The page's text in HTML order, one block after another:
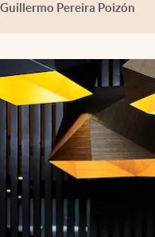
Guillermo Pereira Poizón